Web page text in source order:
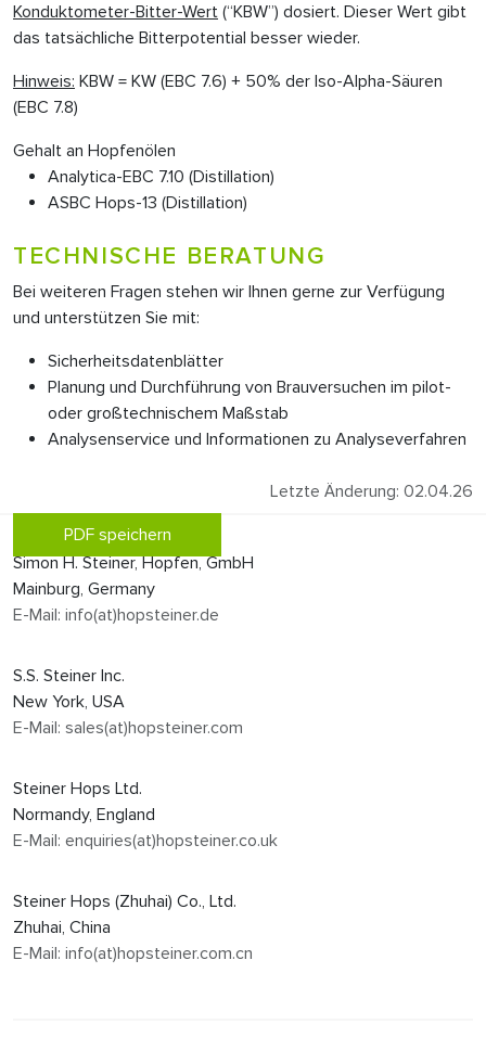
Konduktometer-Bitter-Wert (“KBW”) dosiert. Dieser Wert gibt
das tatsächliche Bitterpotential besser wieder.
Hinweis: KBW = KW (EBC 7.6) + 50% der Iso-Alpha-Säuren
(EBC 7.8)
Gehalt an Hopfenölen
Analytica-EBC 7.10 (Distillation)
ASBC Hops-13 (Distillation)
TECHNISCHE BERATUNG
Bei weiteren Fragen stehen wir Ihnen gerne zur Verfügung
und unterstützen Sie mit:
Sicherheitsdatenblätter
Planung und Durchführung von Brauversuchen im pilot-
oder großtechnischem Maßstab
Analysenservice und Informationen zu Analyseverfahren
Letzte Änderung: 02.04.26
PDF speichern
Simon H. Steiner, Hopfen, GmbH
Mainburg, Germany
E-Mail: info(at)hopsteiner.de
S.S. Steiner Inc.
New York, USA
E-Mail: sales(at)hopsteiner.com
Steiner Hops Ltd.
Normandy, England
E-Mail: enquiries(at)hopsteiner.co.uk
Steiner Hops (Zhuhai) Co., Ltd.
Zhuhai, China
E-Mail: info(at)hopsteiner.com.cn